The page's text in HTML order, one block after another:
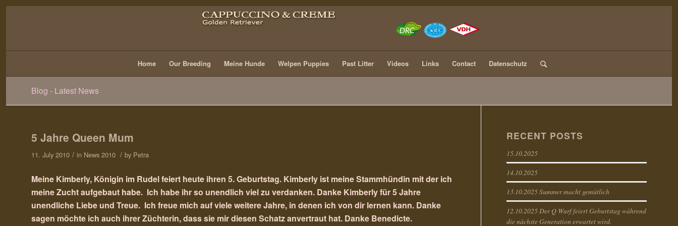
Home Our Breeding Meine Hunde Welpen Puppies Past Litter Videos Links Contact Datenschutz
Blog - Latest News
5 Jahre Queen Mum
11. July 2010 / in News 2010 / by Petra
Meine Kimberly, Königin im Rudel feiert heute ihren 5. Geburtstag. Kimberly ist meine Stammhündin mit der ich
meine Zucht aufgebaut habe. Ich habe ihr so unendlich viel zu verdanken. Danke Kimberly für 5 Jahre
unendliche Liebe und Treue. Ich freue mich auf viele weitere Jahre, in denen ich von dir lernen kann. Danke
sagen möchte ich auch ihrer Züchterin, dass sie mir diesen Schatz anvertraut hat. Danke Benedicte.
RECENT POSTS
15.10.2025
14.10.2025
13.10.2025 Summer macht gemütlich
12.10.2025 Der Q Wurf feiert Geburtstag während
die nächste Generation erwartet wird.